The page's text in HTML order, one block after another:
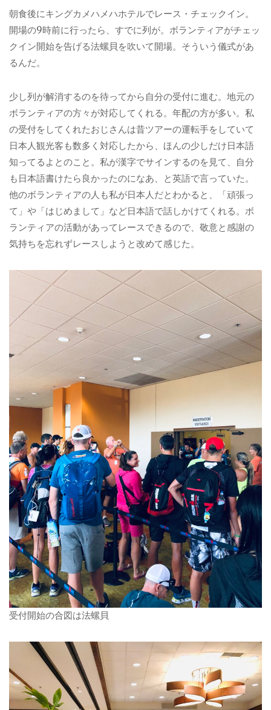
朝食後にキングカメハメハホテルでレース・チェックイン。
開場の9時前に行ったら、すでに列が。ボランティアがチェッ
クイン開始を告げる法螺貝を吹いて開場。そういう儀式があ
るんだ。
少し列が解消するのを待ってから自分の受付に進む。地元の
ボランティアの方々が対応してくれる。年配の方が多い。私
の受付をしてくれたおじさんは昔ツアーの運転手をしていて
日本人観光客も数多く対応したから、ほんの少しだけ日本語
知ってるよとのこと。私が漢字でサインするのを見て、自分
も日本語書けたら良かったのになあ、と英語で言っていた。
他のボランティアの人も私が日本人だとわかると、「頑張っ
て」や「はじめまして」など日本語で話しかけてくれる。ボ
ランティアの活動があってレースできるので、敬意と感謝の
気持ちを忘れずレースしようと改めて感じた。
受付開始の合図は法螺貝